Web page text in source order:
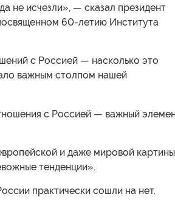
не исчезли», — сказал президент
60-летию Института
с Россией — насколько это
важным столпом нашей
с Россией — важный
и даже мировой
тенденции».
практически сошли на нет.